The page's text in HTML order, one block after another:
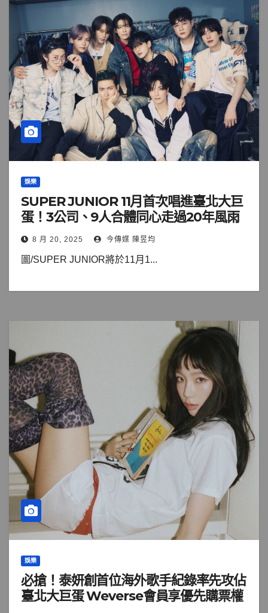
娛樂
SUPER JUNIOR 11月首次唱進臺北大巨
蛋！3公司、9人合體同心走過20年風雨
8 月 20, 2025 今傳媒 陳昱均
圖/SUPER JUNIOR將於11月1...
娛樂
必搶！泰妍創首位海外歌手紀錄率先攻佔
臺北大巨蛋 Weverse會員享優先購票權